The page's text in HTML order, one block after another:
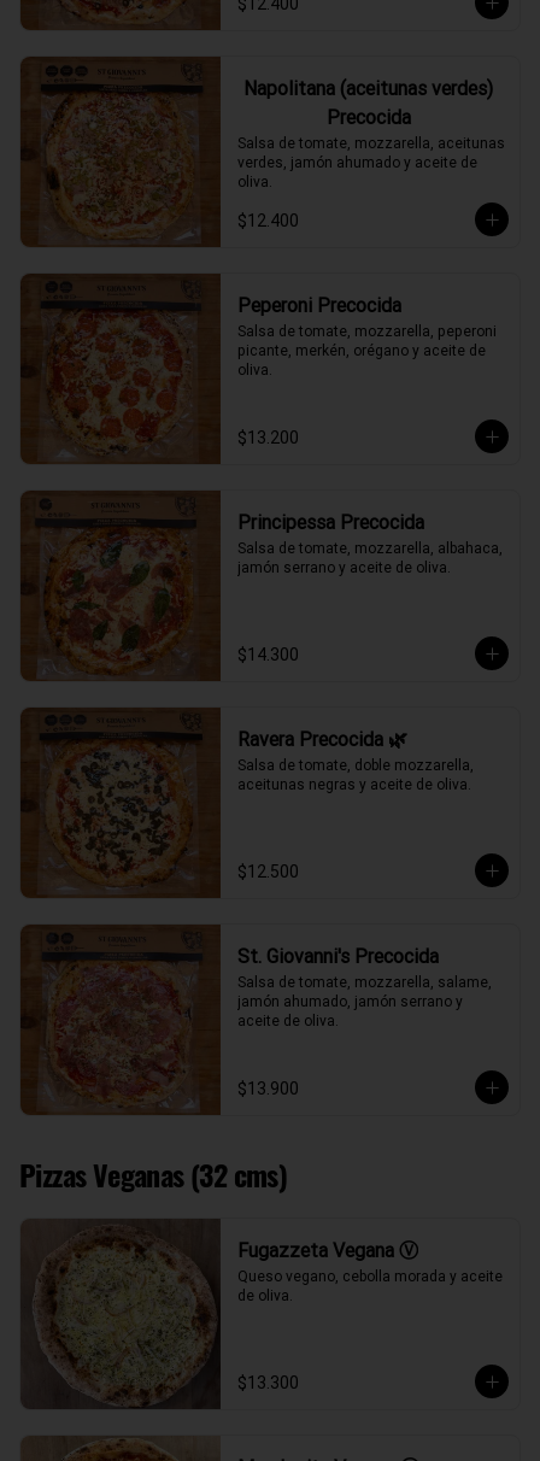
Napolitana (aceitunas verdes)
Precocida
Salsa de tomate, mozzarella, aceitunas
verdes, jamón ahumado y aceite de
oliva.
$12.400
Peperoni Precocida
Salsa de tomate, mozzarella, peperoni
picante, merkén, orégano y aceite de
oliva.
$13.200
Principessa Precocida
Salsa de tomate, mozzarella, albahaca,
jamón serrano y aceite de oliva.
$14.300
Ravera Precocida 🌿
Salsa de tomate, doble mozzarella,
aceitunas negras y aceite de oliva.
$12.500
St. Giovanni's Precocida
Salsa de tomate, mozzarella, salame,
jamón ahumado, jamón serrano y
aceite de oliva.
$13.900
Pizzas Veganas (32 cms)
Fugazzeta Vegana Ⓥ
Queso vegano, cebolla morada y aceite
de oliva.
$13.300